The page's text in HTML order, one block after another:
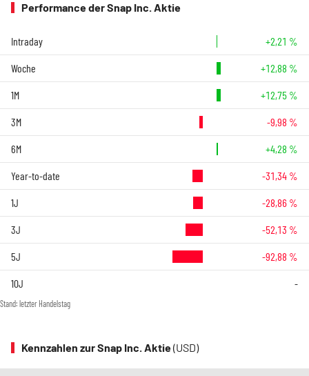
Performance der Snap Inc. Aktie
Intraday +2,21 %
Woche +12,88 %
1M +12,75 %
3M -9,98 %
6M +4,28 %
Year-to-date -31,34 %
1J -28,86 %
3J -52,13 %
5J -92,88 %
10J -
Stand: letzter Handelstag
Kennzahlen zur Snap Inc. Aktie(USD)